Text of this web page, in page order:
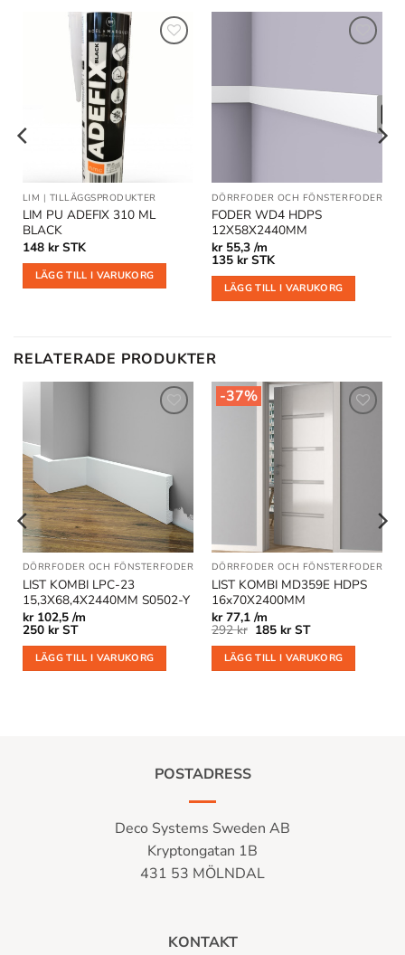
LIM | TILLÄGGSPRODUKTER
LIM PU ADEFIX 310 ML
BLACK
148 kr STK
LÄGG TILL I VARUKORG
DÖRRFODER OCH FÖNSTERFODER
FODER WD4 HDPS
12X58X2440MM
kr55,3 /m
135 kr STK
LÄGG TILL I VARUKORG
RELATERADE PRODUKTER
önskelistan
DÖRRFODER OCH FÖNSTERFODER GOLVLISTER|KOMBILISTER
LIST KOMBI LPC-23
15,3X68,4X2440MM S0502-Y
kr102,5 /m
250 kr ST
LÄGG TILL I VARUKORG
-37%
DÖRRFODER OCH FÖNSTERFODER
LIST KOMBI MD359E HDPS
16x70X2400MM
kr77,1 /m
292kr Det
ursprungliga
priset
var:
292 kr.
185 krDet
nuvarande
priset
är:
185 kr.
ST
LÄGG TILL I VARUKORG
GOLVLISTER|KOMBILISTER
POSTADRESS
Deco Systems Sweden AB
Kryptongatan 1B
431 53 MÖLNDAL
KONTAKT